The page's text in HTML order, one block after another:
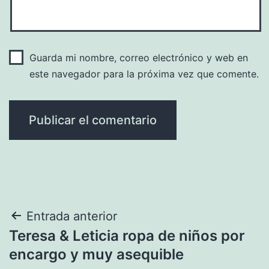
Guarda mi nombre, correo electrónico y web en
este navegador para la próxima vez que comente.
Navegación
de
Entrada anterior
Teresa & Leticia ropa de niños por
encargo y muy asequible